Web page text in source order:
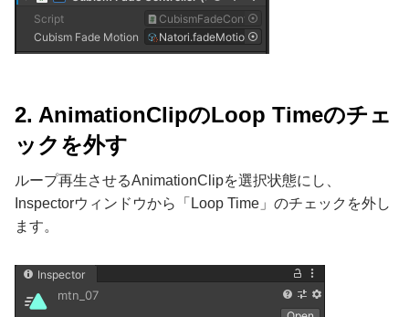
2. AnimationClipのLoop Timeのチェ
ックを外す
ループ再生させるAnimationClipを選択状態にし、
Inspectorウィンドウから「Loop Time」のチェックを外し
ます。